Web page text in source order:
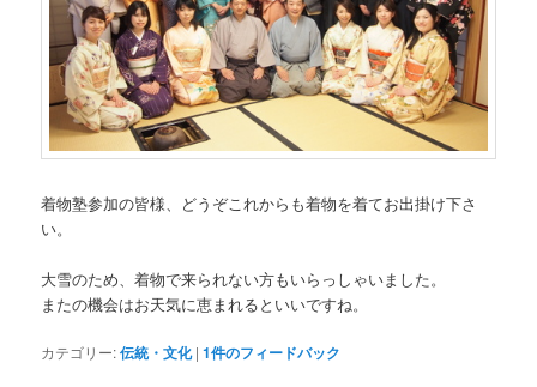
着物塾参加の皆様、どうぞこれからも着物を着てお出掛け下さ
い。
大雪のため、着物で来られない方もいらっしゃいました。
またの機会はお天気に恵まれるといいですね。
カテゴリー:伝統・文化 |1件のフィードバック